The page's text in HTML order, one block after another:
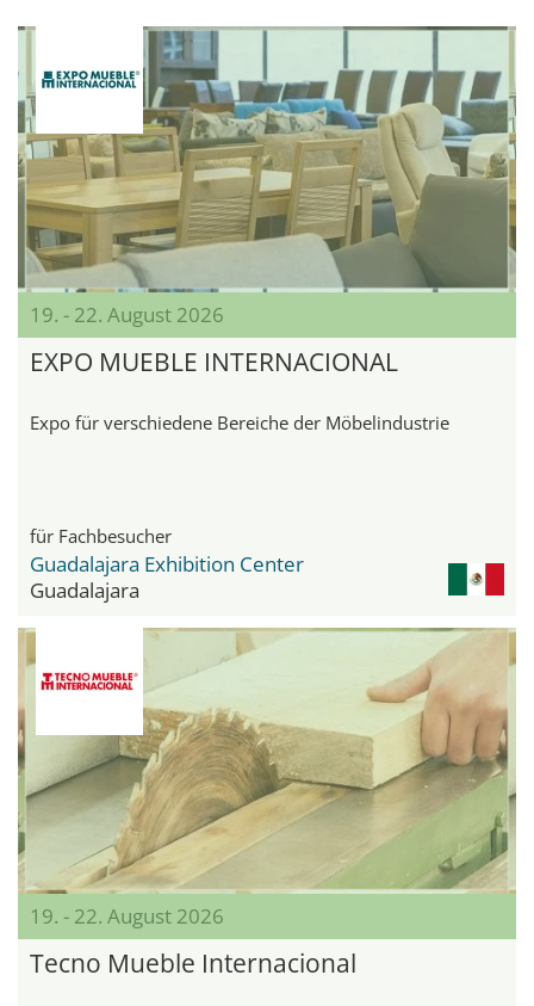
19. - 22. August 2026
EXPO MUEBLE INTERNACIONAL
Expo für verschiedene Bereiche der Möbelindustrie
für Fachbesucher
Guadalajara Exhibition Center
Guadalajara
19. - 22. August 2026
Tecno Mueble Internacional